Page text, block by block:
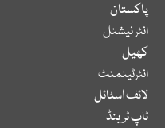
پاکستان
انٹر نیشنل
کھیل
انٹرٹینمنٹ
لائف اسٹائل
ٹاپ ٹرینڈ